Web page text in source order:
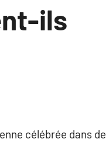
ils
célébrée dans de